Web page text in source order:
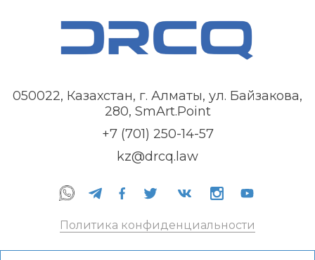
050022, Казахстан, г. Алматы, ул. Байзакова,
280, SmArt.Point
+7 (701) 250-14-57
kz@drcq.law
Политика конфиденциальности